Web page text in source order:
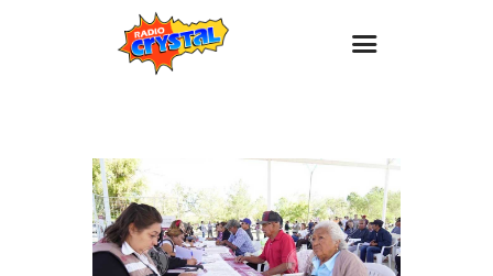
Estaciones
Eventos
Promociones